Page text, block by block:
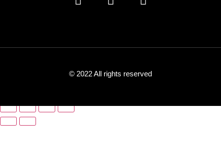
© 2022 All rights reserved